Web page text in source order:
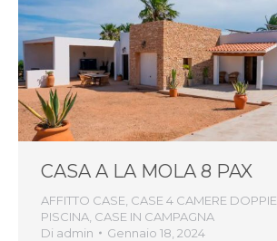
CASA A LA MOLA 8 PAX
AFFITTO CASE CASE 4 CAMERE DOPPIE
PISCINA CASE IN CAMPAGNA
Di admin Gennaio 18, 2024